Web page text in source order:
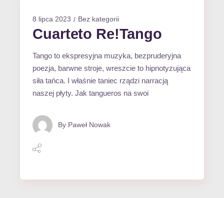
8 lipca 2023 Bez kategorii
Cuarteto Re!Tango
Tango to ekspresyjna muzyka, bezpruderyjna
poezja, barwne stroje, wreszcie to hipnotyzująca
siła tańca. I właśnie taniec rządzi narracją
naszej płyty. Jak tangueros na swoi
By Paweł Nowak